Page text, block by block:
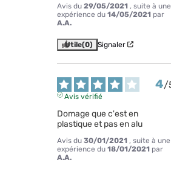
Avis du 29/05/2021 , suite à une
expérience du 14/05/2021 par
A.A.
Utile(0) Signaler
4/
Avis vérifié
Domage que c'est en
plastique et pas en alu
Avis du 30/01/2021 , suite à une
expérience du 18/01/2021 par
A.A.